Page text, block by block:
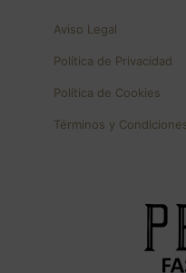
Aviso Legal
Política de Privacidad
Política de Cookies
Términos y